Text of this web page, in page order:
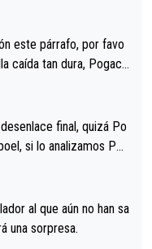
estos momentos tan
este párrafo, por favo
caída tan dura, Pogaca
increíble la forma en l
recordó."final, quizá Po
si lo analizamos Poj
dándose la
allá de los típicos toqu
Ahí hubo una in
al que aún no han sa
nos dará una sorpresa.